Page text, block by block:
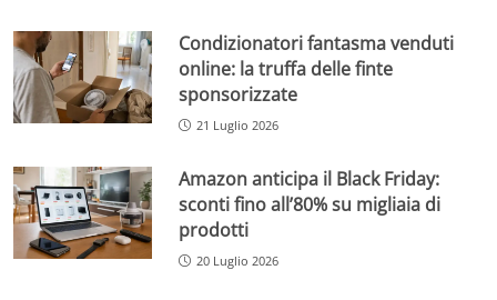
Condizionatori fantasma venduti
online: la truffa delle finte
sponsorizzate
21 Luglio 2026
Amazon anticipa il Black Friday:
sconti fino all’80% su migliaia di
prodotti
20 Luglio 2026